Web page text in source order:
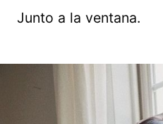
Junto a la ventana.